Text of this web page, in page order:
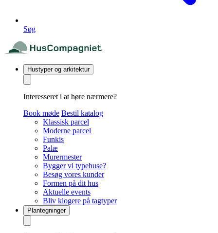
Søg
Hustyper og arkitektur
Interesseret i at høre nærmere?
Book møde Bestil katalog
Klassisk parcel
Moderne parcel
Funkis
Palæ
Murermester
Bygger vi typehuse?
Besøg vores kunder
Formen på dit hus
Aktuelle events
Bliv klogere på tagtyper
Plantegninger